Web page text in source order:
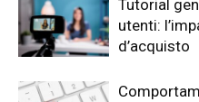
Tutorial
utenti:
d’acquisto